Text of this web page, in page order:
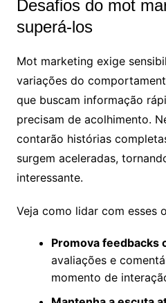
Desafios do mot
superá-los
Mot marketing exige
variações do
que buscam informação
precisam de acolhimento.
contarão histórias
surgem aceleradas,
interessante.
Veja como lidar com esses
Promova feedbacks
avaliações e
momento de